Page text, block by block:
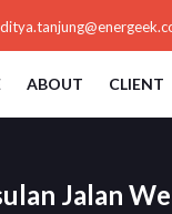
ABOUT CLIENT
Jalan